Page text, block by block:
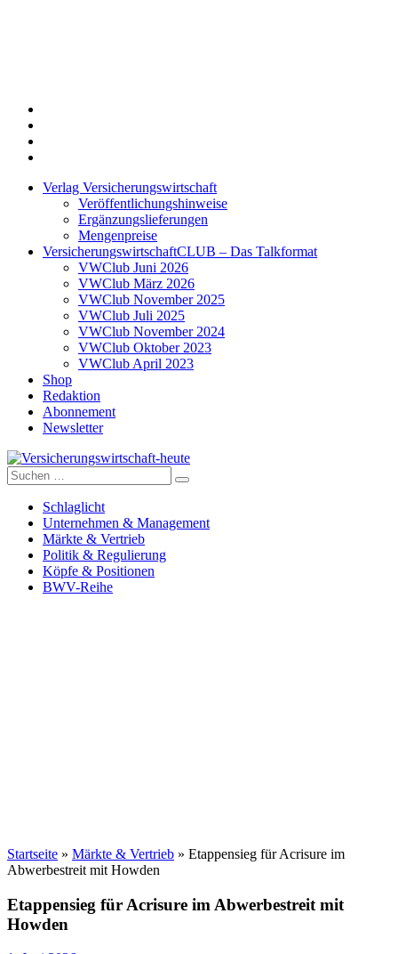
Verlag Versicherungswirtschaft
Veröffentlichungshinweise
Ergänzungslieferungen
Mengenpreise
VersicherungswirtschaftCLUB – Das Talkformat
VWClub Juni 2026
VWClub März 2026
VWClub November 2025
VWClub Juli 2025
VWClub November 2024
VWClub Oktober 2023
VWClub April 2023
Shop
Redaktion
Abonnement
Newsletter
Versicherungswirtschaft-heute
Suche
nach:
Schlaglicht
Unternehmen & Management
Märkte & Vertrieb
Politik & Regulierung
Köpfe & Positionen
BWV-Reihe
Startseite » Märkte & Vertrieb » Etappensieg für Acrisure im
Abwerbestreit mit Howden
Etappensieg für Acrisure im Abwerbestreit mit
Howden